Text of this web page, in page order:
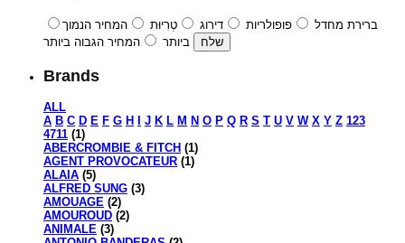
ברירת מחדל פופולריות דירוג טְרִיוּת
המחיר הנמוך
ביותר
המחיר הגבוה ביותר
Brands
ALL
A B C D E F G H I J K L M N O P Q R S T U V W X Y Z 123
4711 (1)
ABERCROMBIE & FITCH (1)
AGENT PROVOCATEUR (1)
ALAIA (5)
ALFRED SUNG (3)
AMOUAGE (2)
AMOUROUD (2)
ANIMALE (3)